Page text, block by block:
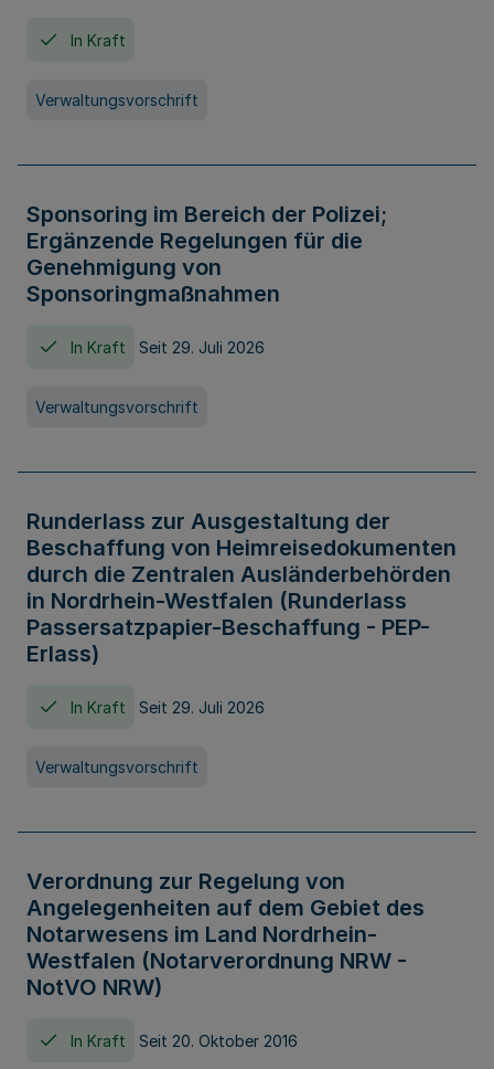
In Kraft
Verwaltungsvorschrift
Sponsoring im Bereich der Polizei;
Ergänzende Regelungen für die
Genehmigung von
Sponsoringmaßnahmen
In Kraft Seit 29. Juli 2026
Verwaltungsvorschrift
Runderlass zur Ausgestaltung der
Beschaffung von Heimreisedokumenten
durch die Zentralen Ausländerbehörden
in Nordrhein-Westfalen (Runderlass
Passersatzpapier-Beschaffung - PEP-
Erlass)
In Kraft Seit 29. Juli 2026
Verwaltungsvorschrift
Verordnung zur Regelung von
Angelegenheiten auf dem Gebiet des
Notarwesens im Land Nordrhein-
Westfalen (Notarverordnung NRW -
NotVO NRW)
In Kraft Seit 20. Oktober 2016